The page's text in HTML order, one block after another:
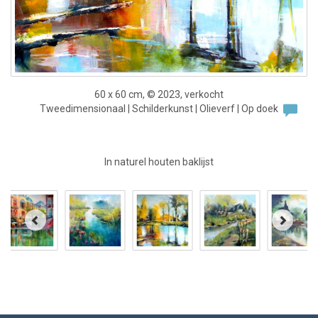
60 x 60 cm, © 2023, verkocht
Tweedimensionaal | Schilderkunst | Olieverf | Op doek
In naturel houten baklijst